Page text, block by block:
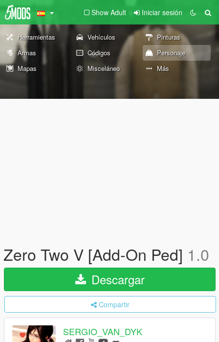
Show Adult Iniciar sesión
Herramientas Vehículos
Pinturas
Armas
Códigos
Personaje
Mapas
Misceláneo Más
Zero Two V [Add-On Ped] 1.0
Descargar
Compartir
SERGIO_VAN_DYK